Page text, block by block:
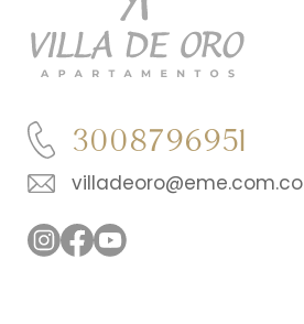
3008796951
villadeoro@eme.com.co